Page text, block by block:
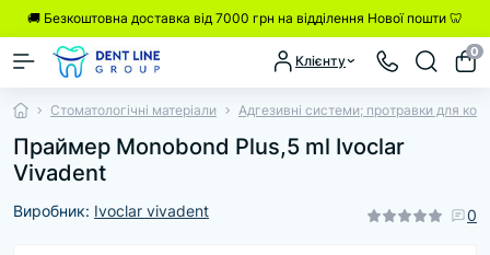
🚚 Безкоштовна доставка від 7000 грн на відділення Нової пошти 🦷
Клієнту
0
Стоматологічні матеріали Адгезивні системи; протравки для
Праймер Monobond Plus,5 ml Ivoclar
Vivadent
Виробник: Ivoclar vivadent 0